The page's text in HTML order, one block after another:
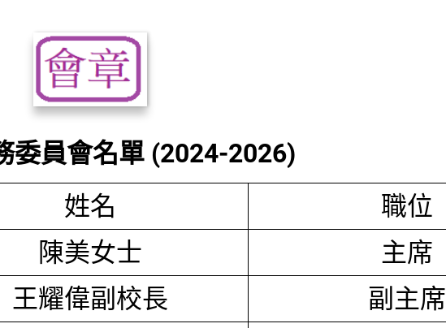
委員會名單 (2024-2026)
姓名
職位
陳美女士
主席
王耀偉副校長
副主席